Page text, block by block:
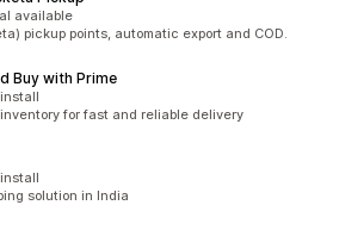
available
pickup points, automatic export and COD.
Buy with Prime
for fast and reliable delivery
solution in India